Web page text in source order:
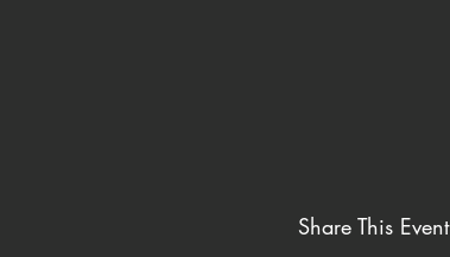
Share This Event